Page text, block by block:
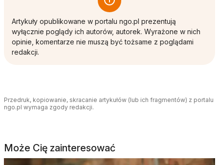
Artykuły opublikowane w portalu ngo.pl prezentują
wyłącznie poglądy ich autorów, autorek. Wyrażone w nich
opinie, komentarze nie muszą być tożsame z poglądami
redakcji.
Przedruk, kopiowanie, skracanie artykułów (lub ich fragmentów) z portalu
ngo.pl wymaga zgody redakcji.
Może Cię zainteresować